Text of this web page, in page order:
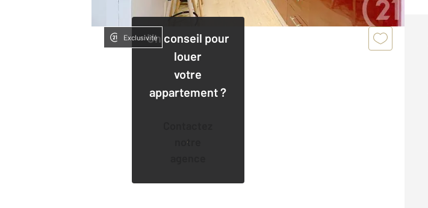
Un conseil pour
louer
votre
appartement ?
notre
Exclusivité